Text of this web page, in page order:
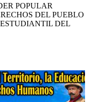
POPULAR
DEL PUEBLO
DEL